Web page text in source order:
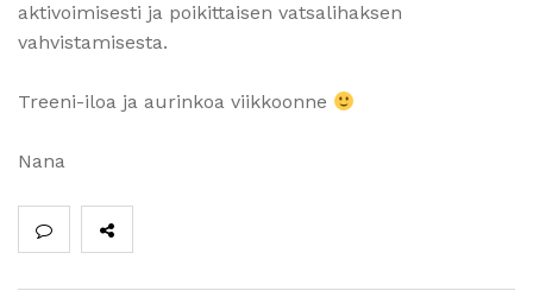
aktivoimisesti ja poikittaisen vatsalihaksen
vahvistamisesta.
Treeni-iloa ja aurinkoa viikkoonne
Nana